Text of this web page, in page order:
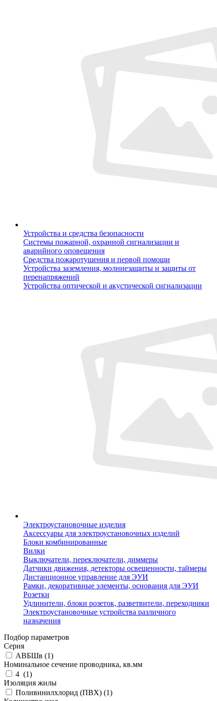
Устройства и средства безопасности
Системы пожарной, охранной сигнализации и
аварийного оповещения
Средства пожаротушения и первой помощи
Устройства заземления, молниезащиты и защиты от
перенапряжений
Устройства оптической и акустической сигнализации
Электроустановочные изделия
Аксессуары для электроустановочных изделий
Блоки комбинированные
Вилки
Выключатели, переключатели, диммеры
Датчики движения, детекторы освещенности, таймеры
Дистанционное управление для ЭУИ
Рамки, декоративные элементы, основания для ЭУИ
Розетки
Удлинители, блоки розеток, разветвители, переходники
Электроустановочные устройства различного
назначения
Подбор параметров
Серия
АВБШв (1)
Номинальное сечение проводника, кв.мм
4 (1)
Изоляция жилы
Поливинилхлорид (ПВХ) (1)